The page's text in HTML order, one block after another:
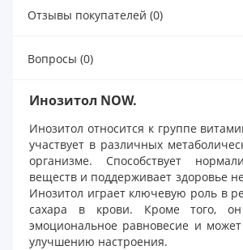
Отзывы покупателей (0)
Вопросы (0)
Инозитол NOW.
Инозитол относится к группе
участвует в различных
организме. Способствует
веществ и поддерживает здоровье
Инозитол играет ключевую роль в
сахара в крови. Кроме того, он
эмоциональное равновесие и может
улучшению настроения.